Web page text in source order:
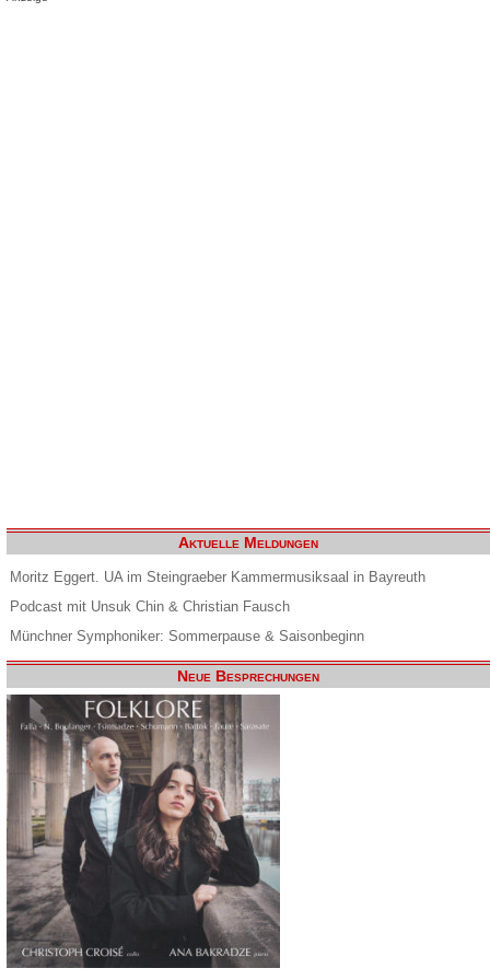
Aktuelle Meldungen
Moritz Eggert. UA im Steingraeber Kammermusiksaal in Bayreuth
Podcast mit Unsuk Chin & Christian Fausch
Münchner Symphoniker: Sommerpause & Saisonbeginn
Neue Besprechungen